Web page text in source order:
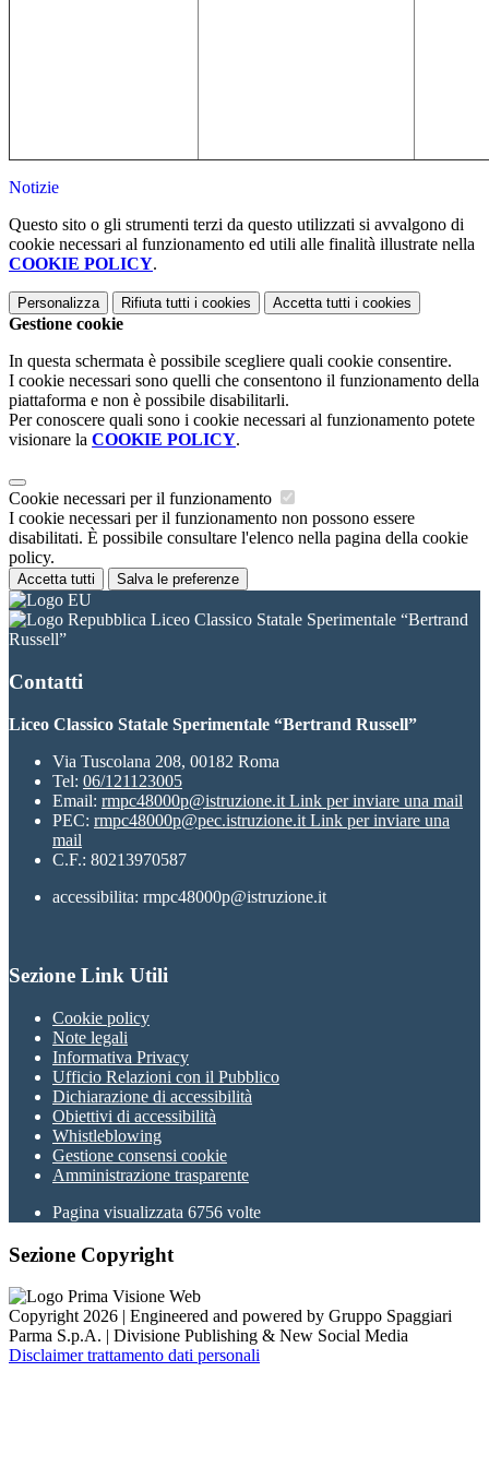
Notizie
Questo sito o gli strumenti terzi da questo utilizzati si avvalgono di
cookie necessari al funzionamento ed utili alle finalità illustrate nella
COOKIE POLICY.
Personalizza Rifiuta tutti i cookies Accetta tutti i cookies
Gestione cookie
In questa schermata è possibile scegliere quali cookie consentire.
I cookie necessari sono quelli che consentono il funzionamento della
piattaforma e non è possibile disabilitarli.
Per conoscere quali sono i cookie necessari al funzionamento potete
visionare la COOKIE POLICY.
Cookie necessari per il funzionamento
I cookie necessari per il funzionamento non possono essere
disabilitati. È possibile consultare l'elenco nella pagina della cookie
policy.
Accetta tutti Salva le preferenze
Liceo Classico Statale Sperimentale “Bertrand
Russell”
Contatti
Liceo Classico Statale Sperimentale “Bertrand Russell”
Via Tuscolana 208, 00182 Roma
Tel: 06/121123005
Email: rmpc48000p@istruzione.it Link per inviare una mail
PEC: rmpc48000p@pec.istruzione.it Link per inviare una
mail
C.F.: 80213970587
accessibilita: rmpc48000p@istruzione.it
Sezione Link Utili
Cookie policy
Note legali
Informativa Privacy
Ufficio Relazioni con il Pubblico
Dichiarazione di accessibilità
Obiettivi di accessibilità
Whistleblowing
Gestione consensi cookie
Amministrazione trasparente
Pagina visualizzata 6756 volte
Sezione Copyright
Copyright 2026 | Engineered and powered by Gruppo Spaggiari
Parma S.p.A. | Divisione Publishing & New Social Media
Disclaimer trattamento dati personali